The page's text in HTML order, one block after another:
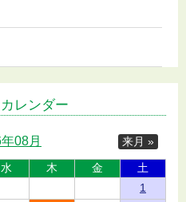
レンダー
来月 »
08月
水 木 金
土
1